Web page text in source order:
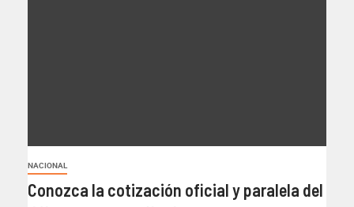
NACIONAL
Conozca la cotización oficial y paralela del